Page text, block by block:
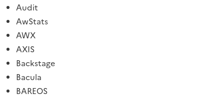
Audit
AwStats
AWX
AXIS
Backstage
Bacula
BAREOS